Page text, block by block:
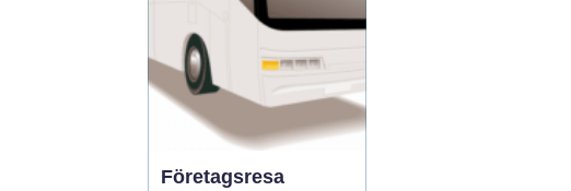
Företagsresa